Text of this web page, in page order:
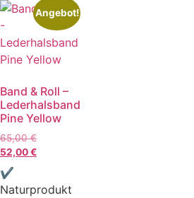
Angebot!
Band & Roll –
Lederhalsband
Pine Yellow
65,00€
52,00€
✔
Naturprodukt